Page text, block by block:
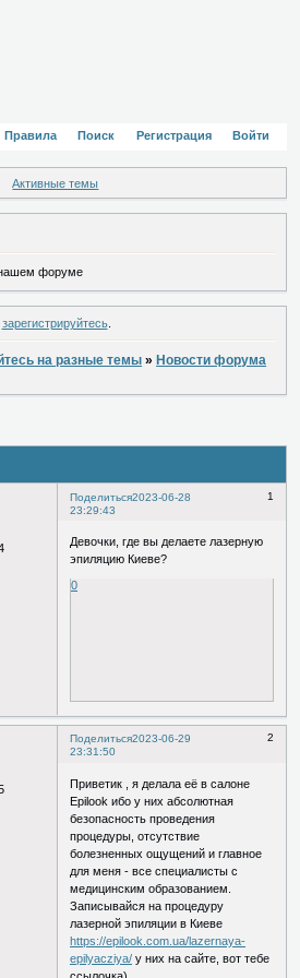
Правила Поиск Регистрация Войти
Активные темы
нашем форуме
зарегистрируйтесь.
на разные темы »Новости форума
Поделиться 1
2023-06-28
23:29:43
Девочки, где вы делаете лазерную
эпиляцию Киеве?
0
Поделиться 2
2023-06-29
23:31:50
Приветик , я делала её в салоне
Epilook ибо у них абсолютная
безопасность проведения
процедуры, отсутствие
болезненных ощущений и главное
для меня - все специалисты с
медицинским образованием.
Записывайся на процедуру
лазерной эпиляции в Киеве
https://epilook.com.ua/lazernaya-
epilyacziya/ у них на сайте, вот тебе
ссылочка)